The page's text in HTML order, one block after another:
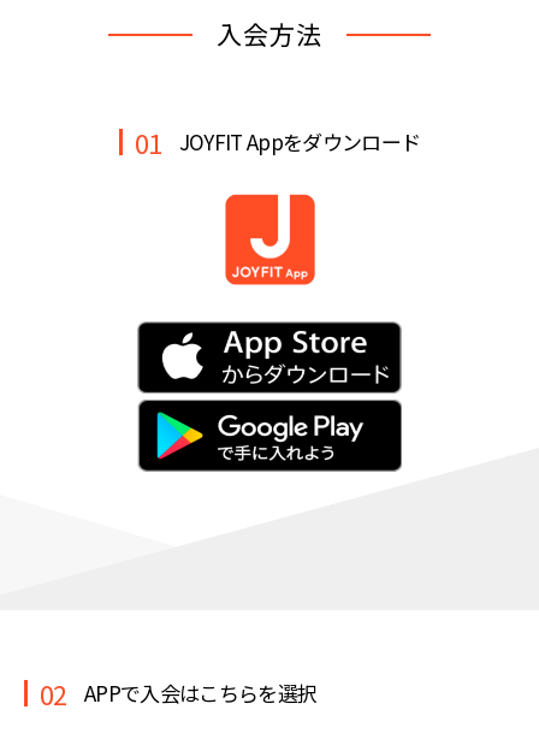
店舗情報・サービス
よくあるご質問 店舗へのお問い合わせ
入会方法
01 JOYFIT Appをダウンロード
02 APPで入会はこちらを選択